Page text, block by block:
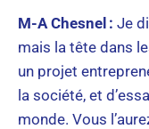
M-A Chesnel : Je
mais la tête dans
un projet
la société, et
monde. Vous